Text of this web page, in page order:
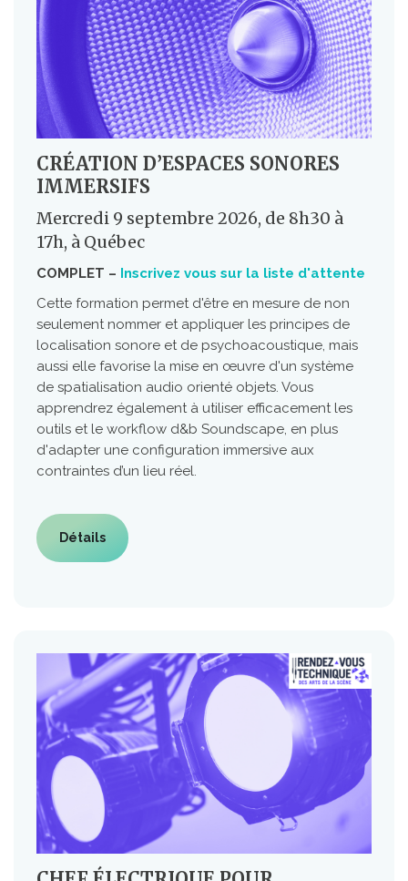
CRÉATION D’ESPACES SONORES
IMMERSIFS
Mercredi 9 septembre 2026, de 8h30 à
17h, à Québec
COMPLET – Inscrivez vous sur la liste d'attente
Cette formation permet d'être en mesure de non
seulement nommer et appliquer les principes de
localisation sonore et de psychoacoustique, mais
aussi elle favorise la mise en œuvre d'un système
de spatialisation audio orienté objets. Vous
apprendrez également à utiliser efficacement les
outils et le workflow d&b Soundscape, en plus
d'adapter une configuration immersive aux
contraintes d’un lieu réel.
Détails